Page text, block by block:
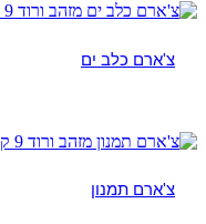
צ'ארם כלב ים
צ'ארם תמנון